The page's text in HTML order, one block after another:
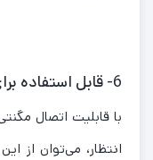
6- قابل استفاده برای همه نوع گوشی و تبلت
با قابلیت اتصال
انتظار، می‌توان از